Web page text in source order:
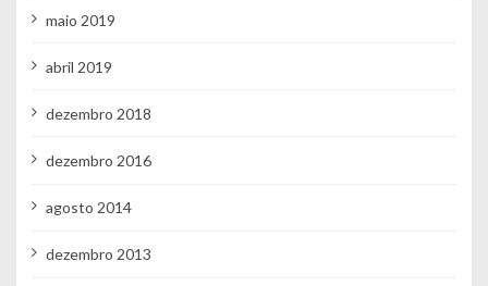
maio 2019
abril 2019
dezembro 2018
dezembro 2016
agosto 2014
dezembro 2013